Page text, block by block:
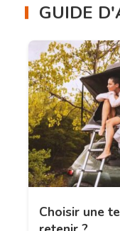
GUIDE
Choisir une